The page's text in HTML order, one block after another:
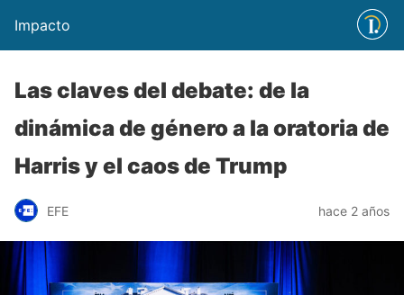
Impacto
Las claves del debate: de la
dinámica de género a la oratoria de
Harris y el caos de Trump
EFE hace 2 años